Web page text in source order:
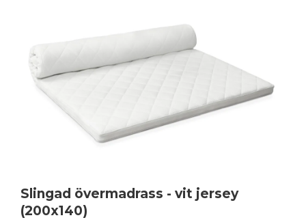
Slingad övermadrass - vit jersey
(200x140)